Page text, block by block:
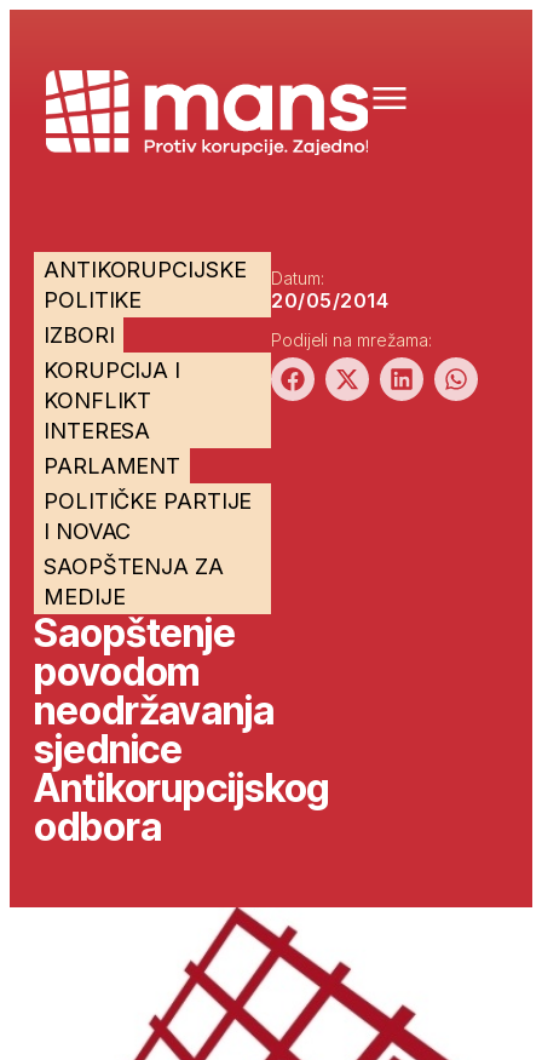
ANTIKORUPCIJSKE
POLITIKE
IZBORI
KORUPCIJA I
KONFLIKT
INTERESA
PARLAMENT
POLITIČKE PARTIJE
I NOVAC
SAOPŠTENJA ZA
MEDIJE
Saopštenje
povodom
neodržavanja
sjednice
Antikorupcijskog
odbora
Datum:
20/05/2014
Podijeli na mrežama: